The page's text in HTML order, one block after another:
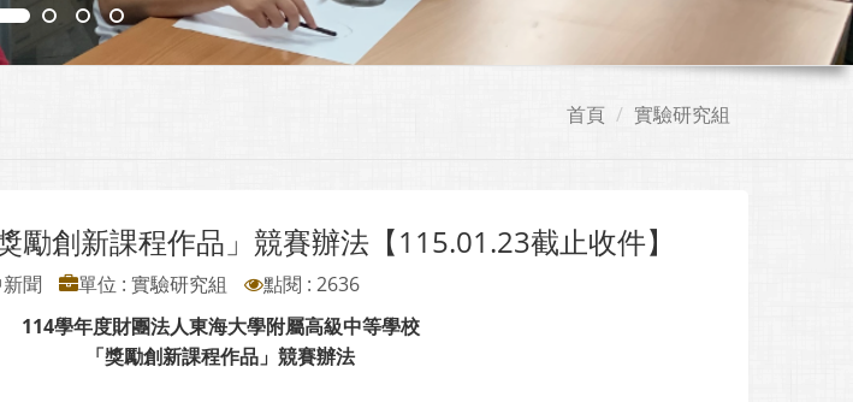
首頁 實驗研究組
勵創新課程作品」競賽辦法【115.01.23截止收件】
聞 單位 : 實驗研究組
點閱 : 2636
114學年度財團法人東海大學附屬高級中等學校
「獎勵創新課程作品」競賽辦法